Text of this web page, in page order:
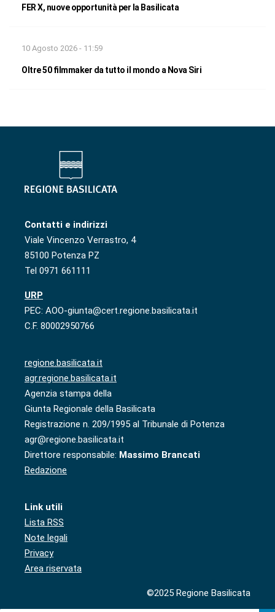
FER X, nuove opportunità per la Basilicata
10 Agosto 2026 - 11:59
Oltre 50 filmmaker da tutto il mondo a Nova Siri
Contatti e indirizzi
Viale Vincenzo Verrastro, 4
85100 Potenza PZ
Tel 0971 661111
URP
PEC: AOO-giunta@cert.regione.basilicata.it
C.F. 80002950766
regione.basilicata.it
agr.regione.basilicata.it
Agenzia stampa della
Giunta Regionale della Basilicata
Registrazione n. 209/1995 al Tribunale di Potenza
agr@regione.basilicata.it
Direttore responsabile: Massimo Brancati
Redazione
Link utili
Lista RSS
Note legali
Privacy
Area riservata
©2025 Regione Basilicata